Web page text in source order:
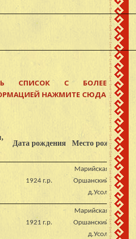
СПИСОК С БОЛЕЕ
НАЖМИТЕ СЮДА
Дата рождения Место рождения
1924 г.р.
Марийская АССР,
Оршанский район
д.Усолье
1921 г.р.
Марийская АССР,
Оршанский район
д.Усолье